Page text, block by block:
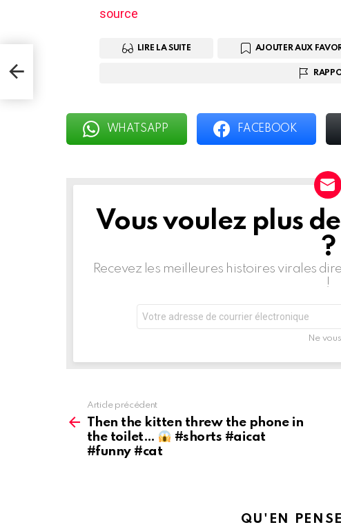
source
LIRE LA SUITE AJOUTER AUX
WHATSAPP FACEBOOK
BULLETIN
D'INFORMATION
Vous voulez plus
?
Recevez les meilleures histoires virales
!
de
courrier
Ne
Voir
plus
d'informations
Article précédent
Then the kitten threw the phone in
the toilet…
#shorts #aicat
#funny #cat
QU'EN